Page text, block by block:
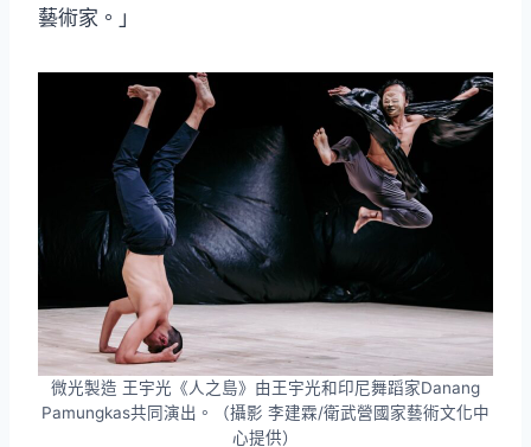
藝術家。」
微光製造 王宇光《人之島》由王宇光和印尼舞蹈家Danang
Pamungkas共同演出。（攝影 李建霖/衛武營國家藝術文化中
心提供）